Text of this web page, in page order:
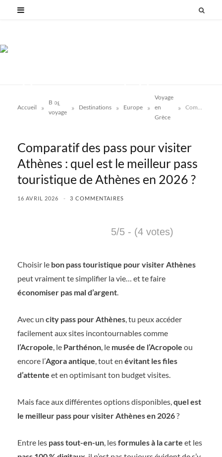
Accueil »
Blog
voyage
» Destinations » Europe »
Voyage
en
Grèce
» Comparatif des pass pour visiter Athènes : quel est le meilleur pass touristique de Athènes en 2026 ?
Comparatif des pass pour visiter
Athènes : quel est le meilleur pass
touristique de Athènes en 2026 ?
16 AVRIL 2026 3 COMMENTAIRES
5/5 - (4 votes)
Choisir le bon pass touristique pour visiter Athènes
peut vraiment te simplifier la vie… et te faire
économiser pas mal d’argent.
Avec un city pass pour Athènes, tu peux accéder
facilement aux sites incontournables comme
l’Acropole, le Parthénon, le musée de l’Acropole ou
encore l’Agora antique, tout en évitant les files
d’attente et en optimisant ton budget visites.
Mais face aux différentes options disponibles,quel est
le meilleur pass pour visiter Athènes en 2026?
Entre les pass tout-en-un, lesformules à la carte et les